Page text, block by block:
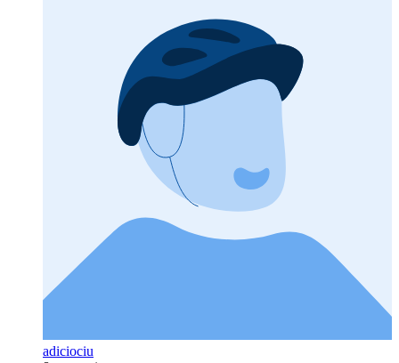
adiciociu